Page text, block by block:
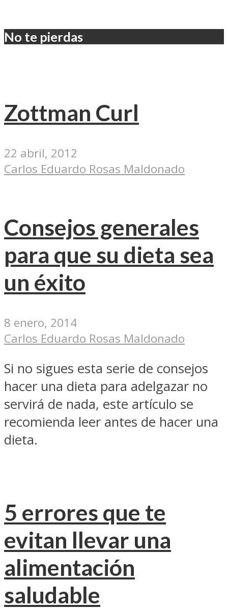
No te pierdas
Zottman Curl
22 abril, 2012
Carlos Eduardo Rosas Maldonado
Consejos generales
para que su dieta sea
un éxito
8 enero, 2014
Carlos Eduardo Rosas Maldonado
Si no sigues esta serie de consejos
hacer una dieta para adelgazar no
servirá de nada, este artículo se
recomienda leer antes de hacer una
dieta.
5 errores que te
evitan llevar una
alimentación
saludable